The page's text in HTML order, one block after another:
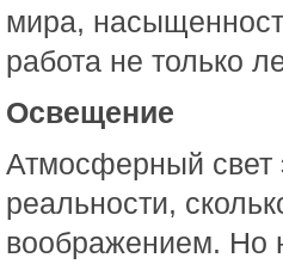
мира,
работа не только
Освещение
Атмосферный свет
реальности,
воображением. Но